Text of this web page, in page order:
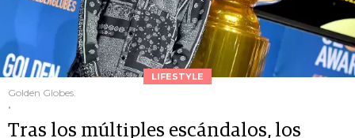
LIFESTYLE
Golden Globes.
.
Tras los múltiples escándalos, los